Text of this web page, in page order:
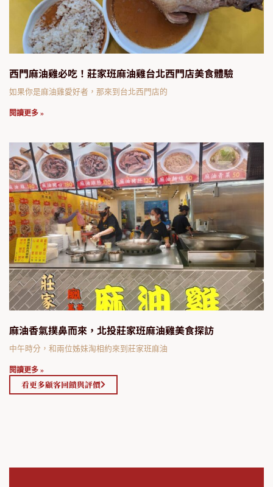
西門麻油雞必吃！莊家班麻油雞台北西門店美食體驗
如果你是麻油雞愛好者，那來到台北西門店的
閱讀更多 »
麻油香氣撲鼻而來，北投莊家班麻油雞美食探訪
中午時分，和兩位姊妹淘相約來到莊家班麻油
閱讀更多 »
看更多顧客回饋與評價